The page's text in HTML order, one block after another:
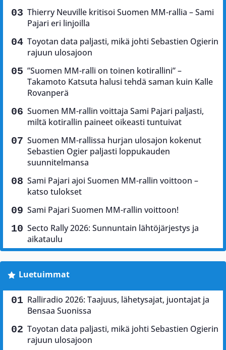
Thierry Neuville kritisoi Suomen MM-rallia – Sami
Pajari eri linjoilla
Toyotan data paljasti, mikä johti Sebastien Ogierin
rajuun ulosajoon
”Suomen MM-ralli on toinen kotirallini” –
Takamoto Katsuta halusi tehdä saman kuin Kalle
Rovanperä
Suomen MM-rallin voittaja Sami Pajari paljasti,
miltä kotirallin paineet oikeasti tuntuivat
Suomen MM-rallissa hurjan ulosajon kokenut
Sebastien Ogier paljasti loppukauden
suunnitelmansa
Sami Pajari ajoi Suomen MM-rallin voittoon –
katso tulokset
Sami Pajari Suomen MM-rallin voittoon!
Secto Rally 2026: Sunnuntain lähtöjärjestys ja
aikataulu
Luetuimmat
Ralliradio 2026: Taajuus, lähetysajat, juontajat ja
Bensaa Suonissa
Toyotan data paljasti, mikä johti Sebastien Ogierin
rajuun ulosajoon